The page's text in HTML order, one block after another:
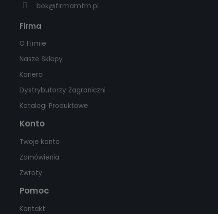
bok@firmamtm.pl
Firma
O Firmie
Nasze Sklepy
Kariera
Dystrybutorzy Zagraniczni
Katalogi Produktowe
Konto
Twoje konto
Zamówienia
Zwroty
Pomoc
Kontakt